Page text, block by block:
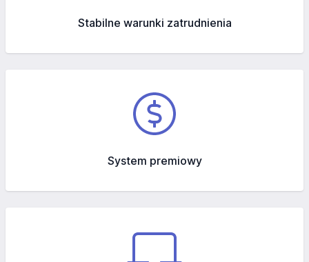
Stabilne warunki zatrudnienia
System premiowy